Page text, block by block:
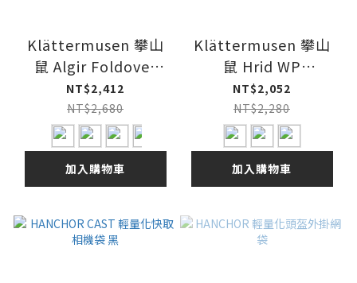
Klättermusen 攀山
鼠 Algir Foldover
Bag 掀蓋配件袋 26SS
NT$2,412
NT$2,680
加入購物車
Klättermusen 攀山
鼠 Hrid WP
Accessory Bag 輕量
防水配件袋 3L 26SS
NT$2,052
NT$2,280
加入購物車